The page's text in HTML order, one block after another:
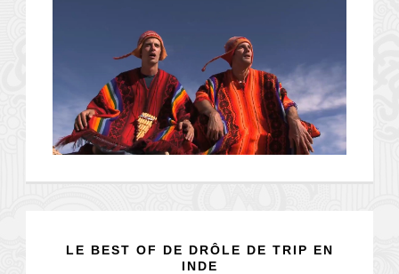
LE BEST OF DE DRÔLE DE TRIP EN
INDE